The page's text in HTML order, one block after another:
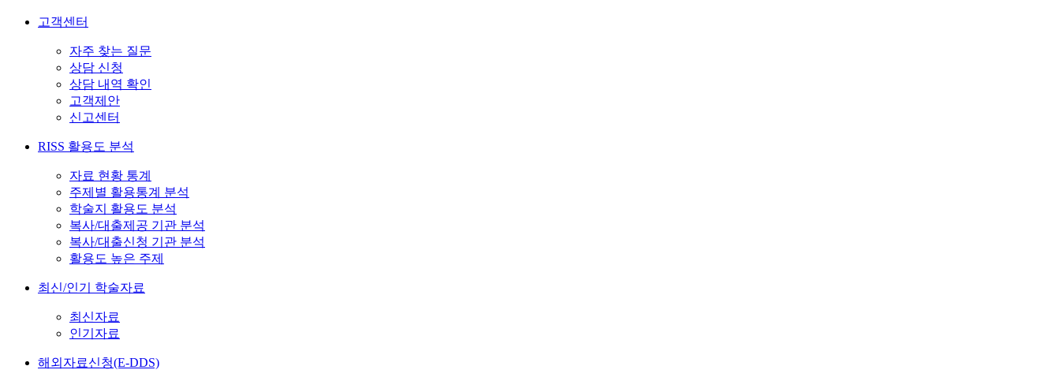
고객센터
자주 찾는 질문
상담 신청
상담 내역 확인
고객제안
신고센터
RISS 활용도 분석
자료 현황 통계
주제별 활용통계 분석
학술지 활용도 분석
복사/대출제공 기관 분석
복사/대출신청 기관 분석
활용도 높은 주제
최신/인기 학술자료
최신자료
인기자료
해외자료신청(E-DDS)